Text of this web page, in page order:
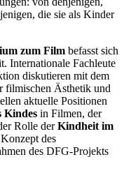
die sie als Kinder
zum Film befasst sich
Internationale Fachleute
diskutieren mit dem
Ästhetik und
aktuelle Positionen
Kindes in Filmen, der
Rolle derKindheit im
des
des DFG-Projekts